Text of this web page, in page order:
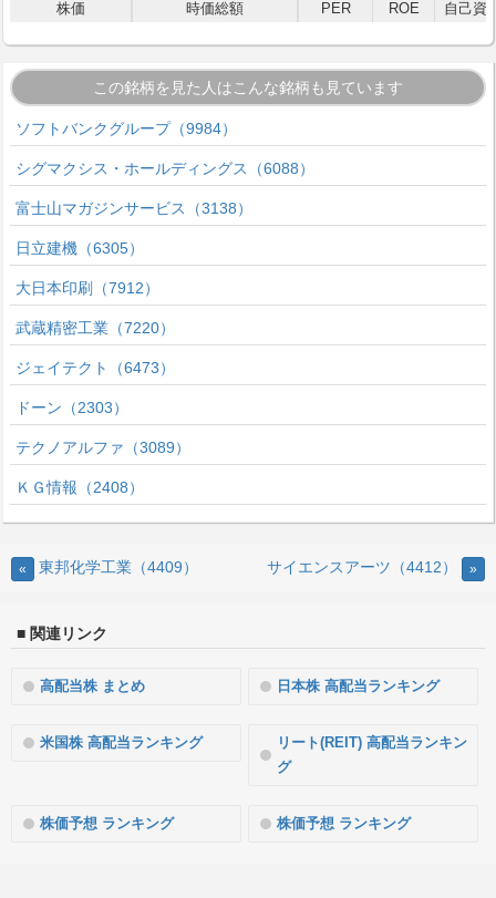
株価 時価総額 PER ROE 自己資
この銘柄を見た人はこんな銘柄も見ています
ソフトバンクグループ（9984）
シグマクシス・ホールディングス（6088）
富士山マガジンサービス（3138）
日立建機（6305）
大日本印刷（7912）
武蔵精密工業（7220）
ジェイテクト（6473）
ドーン（2303）
テクノアルファ（3089）
ＫＧ情報（2408）
« 東邦化学工業（4409） サイエンスアーツ（4412） »
■ 関連リンク
高配当株 まとめ 日本株 高配当ランキング
米国株 高配当ランキング
リート(REIT) 高配当ランキン
グ
株価予想 ランキング 株価予想 ランキング